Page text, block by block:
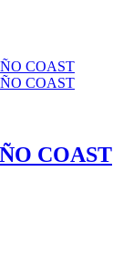
COAST